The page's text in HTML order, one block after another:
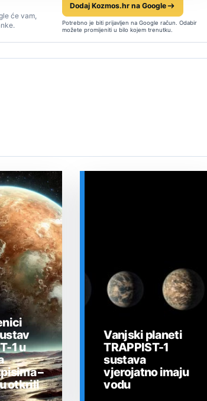
će vam,
Dodaj Kozmos.hr na Google
Potrebno je biti prijavljen na Google račun. Odabir
možete promijeniti u bilo kojem trenutku.
1 u
–
otkrili
Vanjski planeti
TRAPPIST-1
sustava
vjerojatno imaju
vodu